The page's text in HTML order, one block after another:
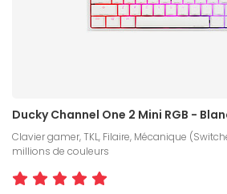
Ducky Channel One 2 Mini RGB -
Clavier gamer, TKL, Filaire, Mécanique
millions de couleurs